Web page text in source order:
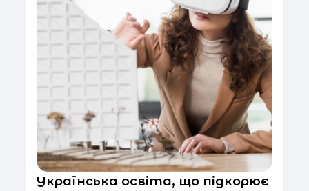
Українська освіта, що підкорює